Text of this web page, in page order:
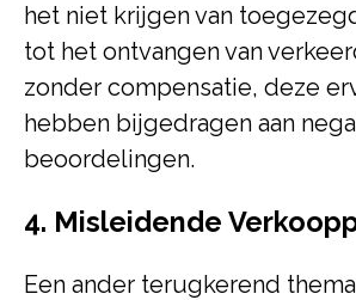
het niet krijgen van
tot het ontvangen van
zonder compensatie, deze
hebben bijgedragen aan
beoordelingen.
4. Misleidende
Een ander terugkerend